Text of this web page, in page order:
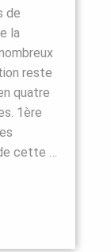
de
la
reste
quatre
1ère
cette …